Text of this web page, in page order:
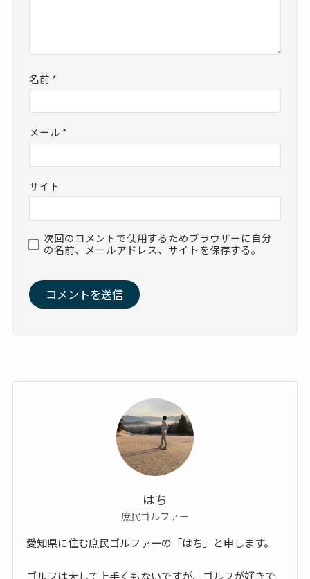
名前 *
メール *
サイト
次回のコメントで使用するためブラウザーに自分
の名前、メールアドレス、サイトを保存する。
はち
庶民ゴルファー
愛知県に住む庶民ゴルファーの「はち」と申します。
ゴルフは大して上手くもないですが、ゴルフが好きで